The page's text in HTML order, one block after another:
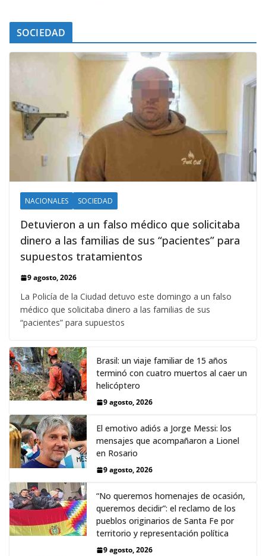
SOCIEDAD
NACIONALES SOCIEDAD
Detuvieron a un falso médico que solicitaba
dinero a las familias de sus “pacientes” para
supuestos tratamientos
9 agosto, 2026
La Policía de la Ciudad detuvo este domingo a un falso
médico que solicitaba dinero a las familias de sus
“pacientes” para supuestos
Brasil: un viaje familiar de 15 años
terminó con cuatro muertos al caer un
helicóptero
9 agosto, 2026
El emotivo adiós a Jorge Messi: los
mensajes que acompañaron a Lionel
en Rosario
9 agosto, 2026
“No queremos homenajes de ocasión,
queremos decidir”: el reclamo de los
pueblos originarios de Santa Fe por
territorio y representación política
9 agosto, 2026